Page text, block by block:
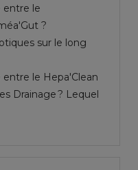
entre le
?
sur le long
le Hepa'Clean
Drainage ? Lequel